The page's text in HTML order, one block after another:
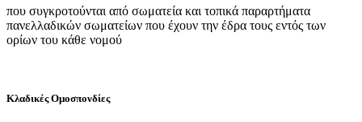
που συγκροτούνται από σωματεία και τοπικά παραρτήματα
πανελλαδικών σωματείων που έχουν την έδρα τους εντός των
ορίων του κάθε νομού
Κλαδικές Ομοσπονδίες